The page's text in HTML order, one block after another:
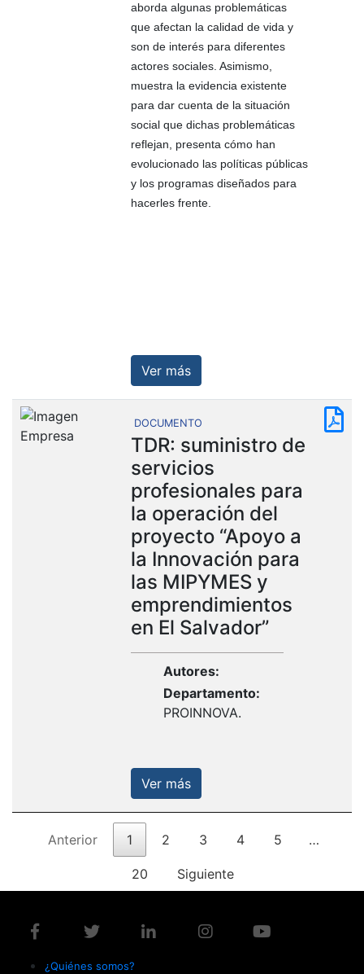
aborda algunas problemáticas
que afectan la calidad de vida y
son de interés para diferentes
actores sociales. Asimismo,
muestra la evidencia existente
para dar cuenta de la situación
social que dichas problemáticas
reflejan, presenta cómo han
evolucionado las políticas públicas
y los programas diseñados para
hacerles frente.
Ver más
DOCUMENTO
TDR: suministro de
servicios
profesionales para
la operación del
proyecto “Apoyo a
la Innovación para
las MIPYMES y
emprendimientos
en El Salvador”
Autores:
Departamento:
PROINNOVA.
Ver más
Anterior 1 2 3 4 5 …
20 Siguiente
¿Quiénes somos?